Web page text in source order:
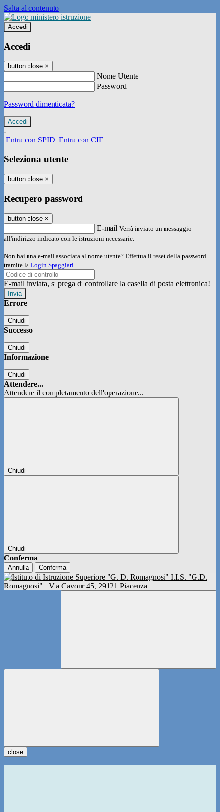
Salta al contenuto
Accedi
Accedi
button close ×
Nome Utente
Password
Password dimenticata?
-
Entra con SPID Entra con CIE
Seleziona utente
button close ×
Recupero password
button close ×
E-mail Verrà inviato un messaggio
all'indirizzo indicato con le istruzioni necessarie.
Non hai una e-mail associata al nome utente? Effettua il reset della password
tramite la Login Spaggiari
E-mail inviata, si prega di controllare la casella di posta elettronica!
Errore
Chiudi
Successo
Chiudi
Informazione
Chiudi
Attendere...
Attendere il completamento dell'operazione...
Chiudi
Chiudi
Conferma
Annulla Conferma
I.I.S. "G.D.
Romagnosi"
Via Cavour 45, 29121 Piacenza
close